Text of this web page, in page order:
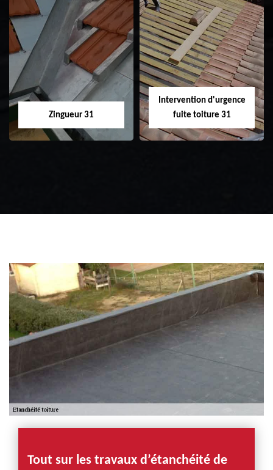
Etanchéité toiture
31
Réparation de
toiture 31
Zingueur 31
Intervention d'urgence
fuite toiture 31
Tout sur les travaux d’étanchéité de